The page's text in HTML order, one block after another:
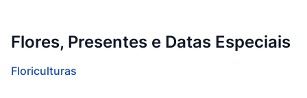
Flores, Presentes e Datas Especiais
Floriculturas